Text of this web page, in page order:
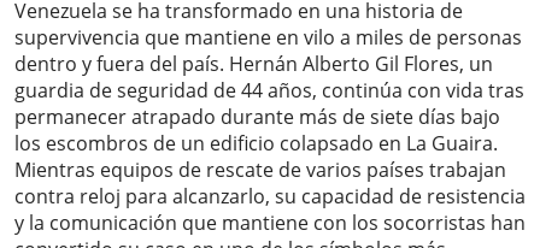
Venezuela se ha transformado en una historia de
supervivencia que mantiene en vilo a miles de personas
dentro y fuera del país. Hernán Alberto Gil Flores, un
guardia de seguridad de 44 años, continúa con vida tras
permanecer atrapado durante más de siete días bajo
los escombros de un edificio colapsado en La Guaira.
Mientras equipos de rescate de varios países trabajan
contra reloj para alcanzarlo, su capacidad de resistencia
y la comunicación que mantiene con los socorristas han